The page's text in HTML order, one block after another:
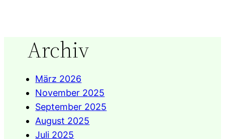
Archiv
März 2026
November 2025
September 2025
August 2025
Juli 2025